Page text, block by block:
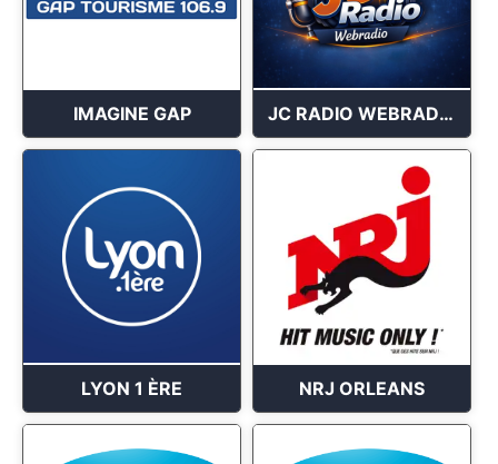
IMAGINE GAP JC RADIO WEBRADIO
LYON 1 ÈRE NRJ ORLEANS